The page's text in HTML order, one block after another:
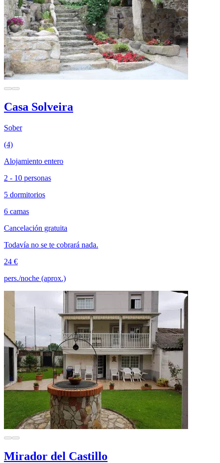
Casa Solveira
Sober
(4)
Alojamiento entero
2 - 10 personas
5 dormitorios
6 camas
Cancelación gratuita
Todavía no se te cobrará nada.
24 €
pers./noche (aprox.)
Mirador del Castillo